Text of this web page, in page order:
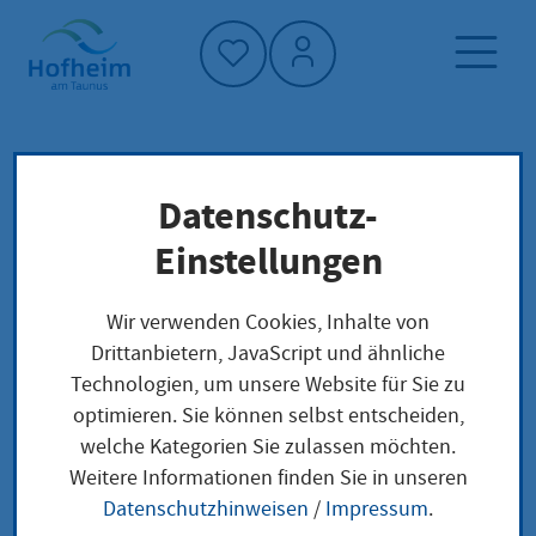
Startseite"
Neuigkeiten und Ausschreibungen
Ortsbeirat Wallau
Ortsbeirat Wallau
Donnerstag, 20.
| ab 19:00 | Ehemaliges
Datenschutz-
Einstellungen
Wir verwenden Cookies, Inhalte von
Drittanbietern, JavaScript und ähnliche
Technologien, um unsere Website für Sie zu
optimieren. Sie können selbst entscheiden,
welche Kategorien Sie zulassen möchten.
Weitere Informationen finden Sie in unseren
Datenschutzhinweisen / Impressum.